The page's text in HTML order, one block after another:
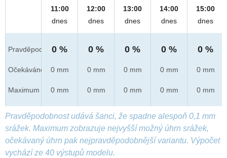
Pravděpod.
Očekáváno
Maximum
11:00
dnes
0 %
0 mm
0 mm
12:00
dnes
0 %
0 mm
0 mm
13:00
dnes
0 %
0 mm
0 mm
14:00
dnes
0 %
0 mm
0 mm
15:00
dnes
0 %
0 mm
0 mm
Pravděpodobnost udává šanci, že spadne alespoň 0,1 mm
srážek. Maximum zobrazuje nejvyšší možný úhrn srážek,
očekávaný úhrn pak nejpravděpodobnější variantu. Výpočet
vychází ze 40 výstupů modelu.